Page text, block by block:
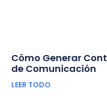
Cómo Generar
de Comunicación
LEER TODO